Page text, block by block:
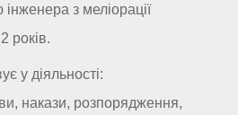
з меліорації
років.
у діяльності:
накази, розпорядження,